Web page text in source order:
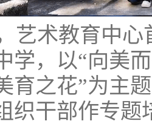
艺术教育中
学，以“向美
育之花”为主
织干部作专